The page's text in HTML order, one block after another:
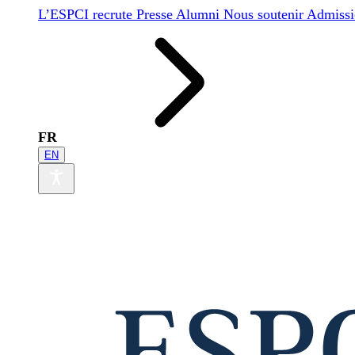
L’ESPCI recrute Presse Alumni Nous soutenir
FR
EN